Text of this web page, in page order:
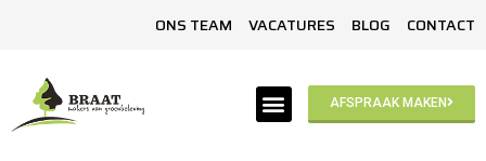
ONS TEAM VACATURES BLOG CONTACT
AFSPRAAK MAKEN